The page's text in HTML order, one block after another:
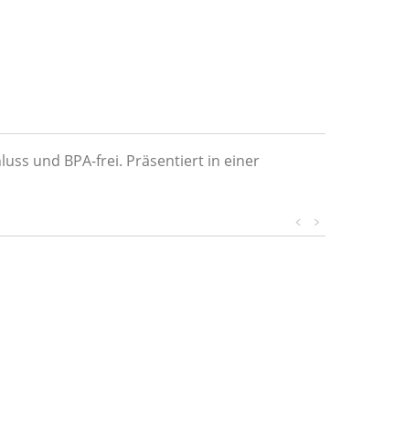
und BPA-frei. Präsentiert in einer
>
<